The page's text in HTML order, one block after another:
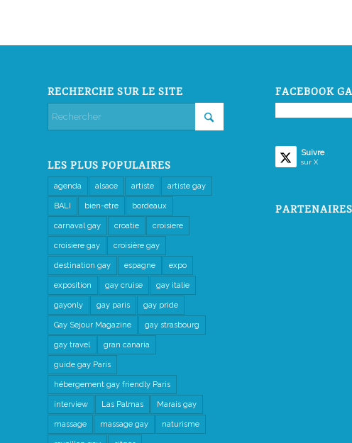
RECHERCHE SUR LE SITE
LES PLUS POPULAIRES
agenda alsace artiste artiste gay
BALI bien-etre bordeaux
carnaval gay croatie croisiere
croisiere gay croisière gay
destination gay espagne expo
exposition gay cruise gay italie
gayonly gay paris gay pride
Gay Sejour Magazine gay strasbourg
gay travel gran canaria
guide gay Paris
hébergement gay friendly Paris
interview Las Palmas Marais gay
massage massage gay naturisme
FACEBOOK
Suivre
sur X